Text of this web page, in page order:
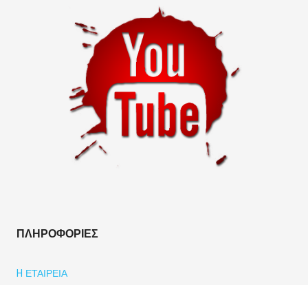
ΠΛΗΡΟΦΟΡΊΕΣ
H ΕΤΑΙΡΕΊΑ